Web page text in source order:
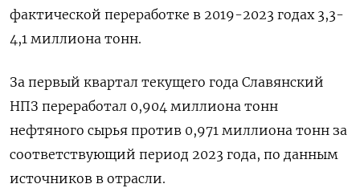
фактической переработке в 2019-2023 годах 3,3-
4,1 миллиона тонн.
За первый квартал текущего года Славянский
НПЗ переработал 0,904 миллиона тонн
нефтяного сырья против 0,971 миллиона тонн за
соответствующий период 2023 года, по данным
источников в отрасли.